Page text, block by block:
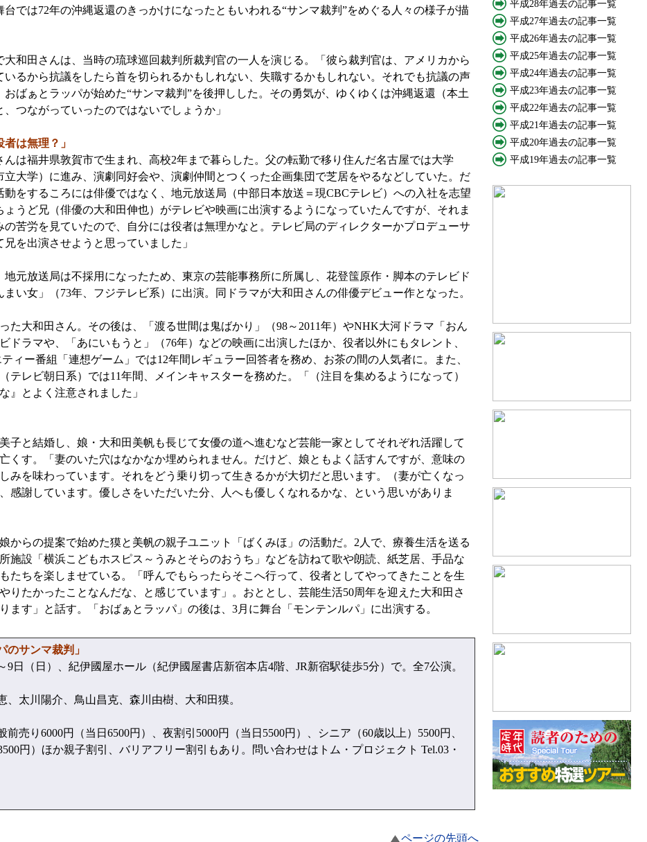
では72年の沖縄返還のきっかけになったともいわれる“サンマ裁判”をめぐる人々の様子が描
和田さんは、当時の琉球巡回裁判所裁判官の一人を演じる。「彼ら裁判官は、アメリカから
いるから抗議をしたら首を切られるかもしれない、失職するかもしれない。それでも抗議の声
おばぁとラッパが始めた“サンマ裁判”を後押しした。その勇気が、ゆくゆくは沖縄返還（本土
、つながっていったのではないでしょうか」
は無理？」
は福井県敦賀市で生まれ、高校2年まで暮らした。父の転勤で移り住んだ名古屋では大学
立大学）に進み、演劇同好会や、演劇仲間とつくった企画集団で芝居をやるなどしていた。だ
動をするころには俳優ではなく、地元放送局（中部日本放送＝現CBCテレビ）への入社を志望
ょうど兄（俳優の大和田伸也）がテレビや映画に出演するようになっていたんですが、それま
の苦労を見ていたので、自分には役者は無理かなと。テレビ局のディレクターかプロデューサ
を出演させようと思っていました」
元放送局は不採用になったため、東京の芸能事務所に所属し、花登筺原作・脚本のテレビド
まい女」（73年、フジテレビ系）に出演。同ドラマが大和田さんの俳優デビュー作となった。
大和田さん。その後は、「渡る世間は鬼ばかり」（98～2011年）やNHK大河ドラマ「おん
ドラマや、「あにいもうと」（76年）などの映画に出演したほか、役者以外にもタレント、
ィー番組「連想ゲーム」では12年間レギュラー回答者を務め、お茶の間の人気者に。また、
レビ朝日系）では11年間、メインキャスターを務めた。「（注目を集めるようになって）
』とよく注意されました」
と結婚し、娘・大和田美帆も長じて女優の道へ進むなど芸能一家としてそれぞれ活躍して
くす。「妻のいた穴はなかなか埋められません。だけど、娘ともよく話すんですが、意味の
みを味わっています。それをどう乗り切って生きるかが大切だと思います。（妻が亡くなっ
感謝しています。優しさをいただいた分、人へも優しくなれるかな、という思いがありま
らの提案で始めた獏と美帆の親子ユニット「ばくみほ」の活動だ。2人で、療養生活を送る
施設「横浜こどもホスピス～うみとそらのおうち」などを訪ねて歌や朗読、紙芝居、手品な
たちを楽しませている。「呼んでもらったらそこへ行って、役者としてやってきたことを生
りたかったことなんだな、と感じています」。おととし、芸能生活50周年を迎えた大和田さ
ます」と話す。「おばぁとラッパ」の後は、3月に舞台「モンテンルパ」に出演する。
のサンマ裁判」
日（日）、紀伊國屋ホール（紀伊國屋書店新宿本店4階、JR新宿駅徒歩5分）で。全7公演。
太川陽介、鳥山昌克、森川由樹、大和田獏。
売り6000円（当日6500円）、夜割引5000円（当日5500円）、シニア（60歳以上）5500円、
円）ほか親子割引、バリアフリー割引もあり。問い合わせはトム・プロジェクト Tel.03・
ページの先頭へ
平成28年過去の記事一覧
平成27年過去の記事一覧
平成26年過去の記事一覧
平成25年過去の記事一覧
平成24年過去の記事一覧
平成23年過去の記事一覧
平成22年過去の記事一覧
平成21年過去の記事一覧
平成20年過去の記事一覧
平成19年過去の記事一覧